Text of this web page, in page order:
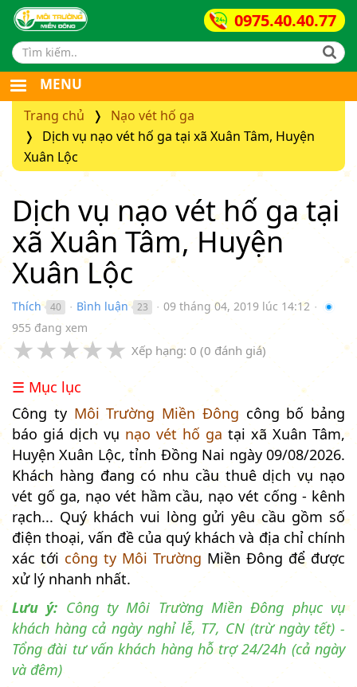
0975.40.40.77
Search form
MENU
Trang chủ
Nạo vét hố ga
Dịch vụ nạo vét hố ga tại xã Xuân Tâm, Huyện
Xuân Lộc
Dịch vụ nạo vét hố ga tại
xã Xuân Tâm, Huyện
Xuân Lộc
Thích 40 ● Bình luận 23 ● 09 tháng 04, 2019 lúc 14:12 ●
955 đang xem
★★★★★ Xếp hạng: 0 (0 đánh giá)
☰ Mục lục
Công ty Môi Trường Miền Đông công bố bảng
báo giá dịch vụ nạo vét hố ga tại xã Xuân Tâm,
Huyện Xuân Lộc, tỉnh Đồng Nai ngày 09/08/2026.
Khách hàng đang có nhu cầu thuê dịch vụ nạo
vét gố ga, nạo vét hầm cầu, nạo vét cống - kênh
rạch... Quý khách vui lòng gửi yêu cầu gồm số
điện thoại, vấn đề của quý khách và địa chỉ chính
xác tới công ty Môi Trường Miền Đông để được
xử lý nhanh nhất.
Lưu ý: Công ty Môi Trường Miền Đông phục vụ
khách hàng cả ngày nghỉ lễ, T7, CN (trừ ngày tết) -
Tổng đài tư vấn khách hàng hỗ trợ 24/24h (cả ngày
và đêm)